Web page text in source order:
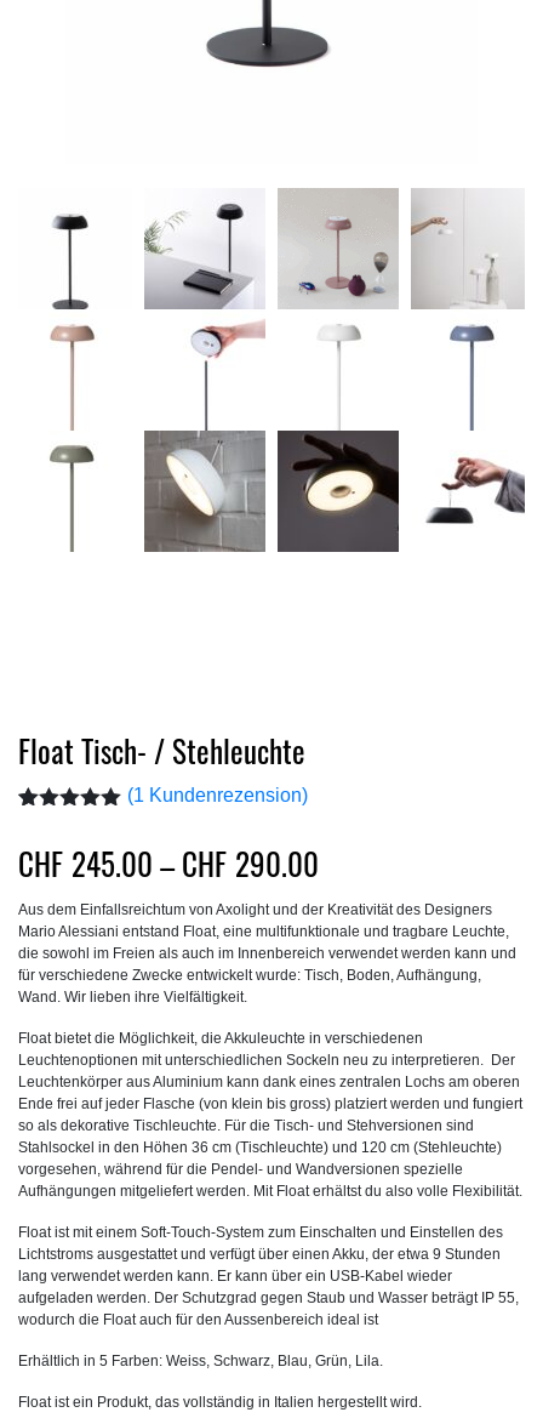
Float Tisch- / Stehleuchte
basierend
auf
Kundenbewertung
(1 Kundenrezension)
CHF 245.00–CHF 290.00
CHF245.00
bis
CHF290.00
Aus dem Einfallsreichtum von Axolight und der Kreativität des Designers
Mario Alessiani entstand Float, eine multifunktionale und tragbare Leuchte,
die sowohl im Freien als auch im Innenbereich verwendet werden kann und
für verschiedene Zwecke entwickelt wurde: Tisch, Boden, Aufhängung,
Wand. Wir lieben ihre Vielfältigkeit.
Float bietet die Möglichkeit, die Akkuleuchte in verschiedenen
Leuchtenoptionen mit unterschiedlichen Sockeln neu zu interpretieren. Der
Leuchtenkörper aus Aluminium kann dank eines zentralen Lochs am oberen
Ende frei auf jeder Flasche (von klein bis gross) platziert werden und fungiert
so als dekorative Tischleuchte. Für die Tisch- und Stehversionen sind
Stahlsockel in den Höhen 36 ​​cm (Tischleuchte) und 120 cm (Stehleuchte)
vorgesehen, während für die Pendel- und Wandversionen spezielle
Aufhängungen mitgeliefert werden. Mit Float erhältst du also volle Flexibilität.
Float ist mit einem Soft-Touch-System zum Einschalten und Einstellen des
Lichtstroms ausgestattet und verfügt über einen Akku, der etwa 9 Stunden
lang verwendet werden kann. Er kann über ein USB-Kabel wieder
aufgeladen werden. Der Schutzgrad gegen Staub und Wasser beträgt IP 55,
wodurch die Float auch für den Aussenbereich ideal ist
Erhältlich in 5 Farben: Weiss, Schwarz, Blau, Grün, Lila.
Float ist ein Produkt, das vollständig in Italien hergestellt wird.